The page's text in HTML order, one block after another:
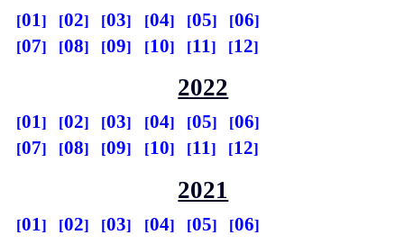
01 02 03 04 05
06
07
08 09 10 11 12
2022
01 02 03 04 05
06
07
08 09 10 11 12
2021
01 02 03 04 05
06